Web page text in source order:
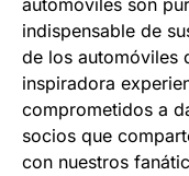
automóviles son
indispensable de
de los automóviles
inspiradora
comprometidos a
socios que
con nuestros